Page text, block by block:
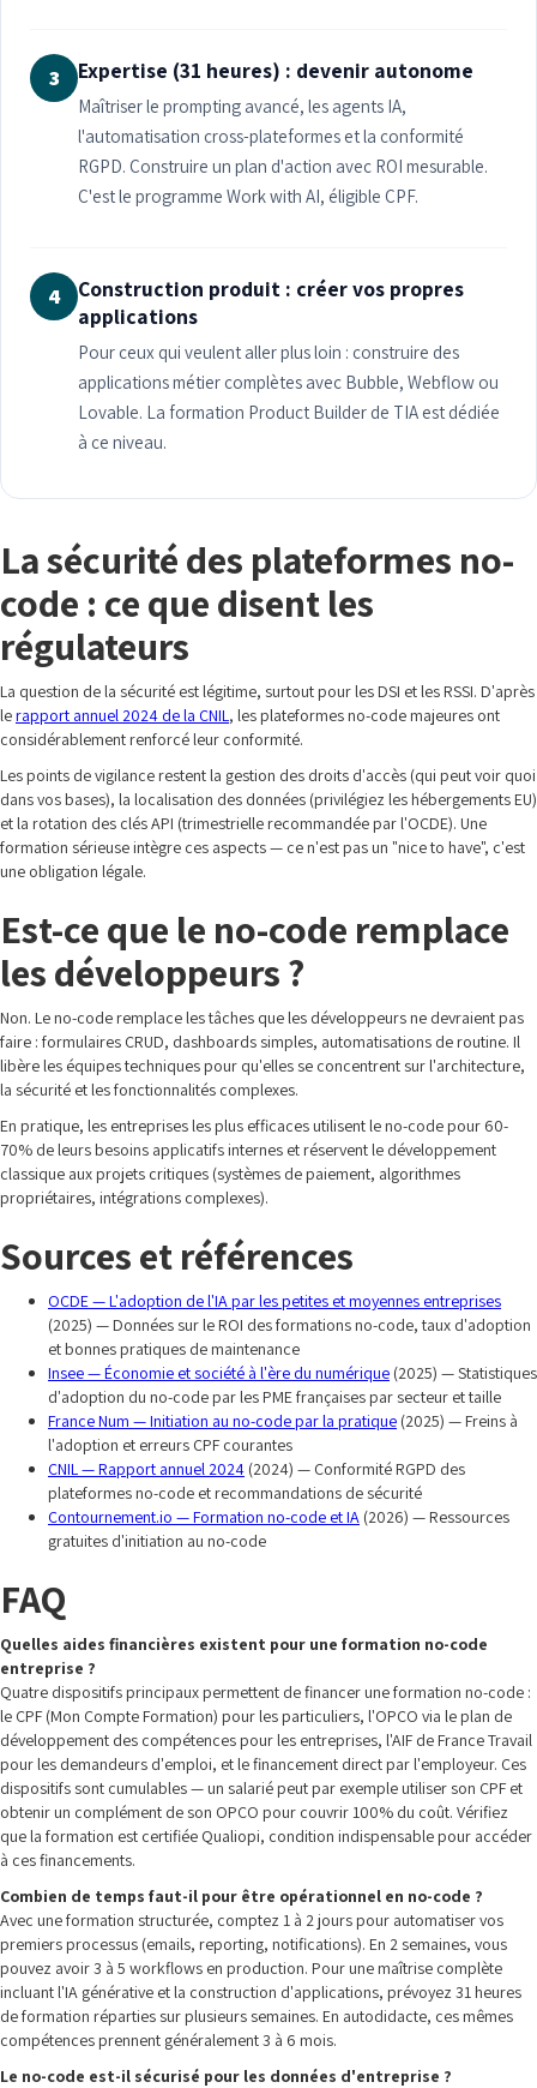
3 Expertise (31 heures) : devenir autonome
Maîtriser le prompting avancé, les agents IA,
l'automatisation cross-plateformes et la conformité
RGPD. Construire un plan d'action avec ROI mesurable.
C'est le programme Work with AI, éligible CPF.
4
Construction produit : créer vos propres
applications
Pour ceux qui veulent aller plus loin : construire des
applications métier complètes avec Bubble, Webflow ou
Lovable. La formation Product Builder de TIA est dédiée
à ce niveau.
La sécurité des plateformes no-
code : ce que disent les
régulateurs
La question de la sécurité est légitime, surtout pour les DSI et les RSSI. D'après
lerapport annuel 2024 de la CNIL, les plateformes no-code majeures ont
considérablement renforcé leur conformité.
Les points de vigilance restent la gestion des droits d'accès (qui peut voir quoi
dans vos bases), la localisation des données (privilégiez les hébergements EU)
et la rotation des clés API (trimestrielle recommandée par l'OCDE). Une
formation sérieuse intègre ces aspects — ce n'est pas un "nice to have", c'est
une obligation légale.
Est-ce que le no-code remplace
les développeurs ?
Non. Le no-code remplace les tâches que les développeurs ne devraient pas
faire : formulaires CRUD, dashboards simples, automatisations de routine. Il
libère les équipes techniques pour qu'elles se concentrent sur l'architecture,
la sécurité et les fonctionnalités complexes.
En pratique, les entreprises les plus efficaces utilisent le no-code pour 60-
70% de leurs besoins applicatifs internes et réservent le développement
classique aux projets critiques (systèmes de paiement, algorithmes
propriétaires, intégrations complexes).
Sources et références
OCDE — L'adoption de l'IA par les petites et moyennes entreprises
(2025) — Données sur le ROI des formations no-code, taux d'adoption
et bonnes pratiques de maintenance
Insee — Économie et société à l'ère du numérique (2025) — Statistiques
d'adoption du no-code par les PME françaises par secteur et taille
France Num — Initiation au no-code par la pratique (2025) — Freins à
l'adoption et erreurs CPF courantes
CNIL — Rapport annuel 2024 (2024) — Conformité RGPD des
plateformes no-code et recommandations de sécurité
Contournement.io — Formation no-code et IA (2026) — Ressources
gratuites d'initiation au no-code
FAQ
Quelles aides financières existent pour une formation no-code
entreprise ?
Quatre dispositifs principaux permettent de financer une formation no-code :
le CPF (Mon Compte Formation) pour les particuliers, l'OPCO via le plan de
développement des compétences pour les entreprises, l'AIF de France Travail
pour les demandeurs d'emploi, et le financement direct par l'employeur. Ces
dispositifs sont cumulables — un salarié peut par exemple utiliser son CPF et
obtenir un complément de son OPCO pour couvrir 100% du coût. Vérifiez
que la formation est certifiée Qualiopi, condition indispensable pour accéder
à ces financements.
Combien de temps faut-il pour être opérationnel en no-code ?
Avec une formation structurée, comptez 1 à 2 jours pour automatiser vos
premiers processus (emails, reporting, notifications). En 2 semaines, vous
pouvez avoir 3 à 5 workflows en production. Pour une maîtrise complète
incluant l'IA générative et la construction d'applications, prévoyez 31 heures
de formation réparties sur plusieurs semaines. En autodidacte, ces mêmes
compétences prennent généralement 3 à 6 mois.
Le no-code est-il sécurisé pour les données d'entreprise ?